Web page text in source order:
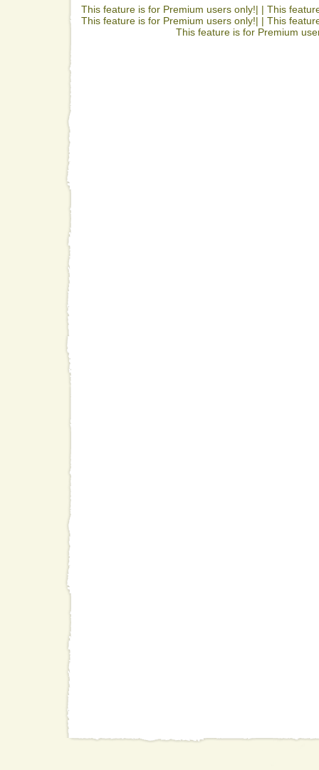
This feature is for Premium users only!| | This
This feature is for Premium users only!| | This
This feature is for Premium